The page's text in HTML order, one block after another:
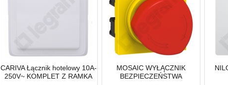
CARIVA Łącznik hotelowy 10A-
250V~ KOMPLET Z RAMKA
MOSAIC WYŁĄCZNIK
BEZPIECZEŃSTWA